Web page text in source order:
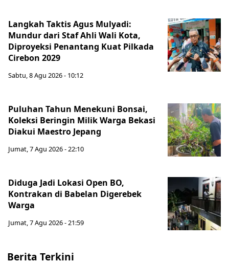
Langkah Taktis Agus Mulyadi:
Mundur dari Staf Ahli Wali Kota,
Diproyeksi Penantang Kuat Pilkada
Cirebon 2029
Sabtu, 8 Agu 2026 - 10:12
Puluhan Tahun Menekuni Bonsai,
Koleksi Beringin Milik Warga Bekasi
Diakui Maestro Jepang
Jumat, 7 Agu 2026 - 22:10
Diduga Jadi Lokasi Open BO,
Kontrakan di Babelan Digerebek
Warga
Jumat, 7 Agu 2026 - 21:59
Berita Terkini